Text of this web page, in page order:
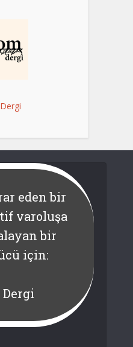
eden bir
varoluşa
bir
için: